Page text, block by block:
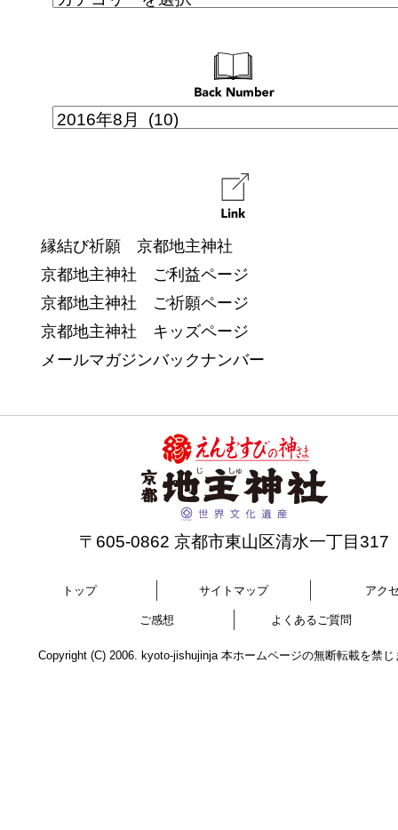
縁結び祈願 京都地主神社
京都地主神社 ご利益ページ
京都地主神社 ご祈願ページ
京都地主神社 キッズページ
メールマガジンバックナンバー
〒605-0862 京都市東山区清水一丁目317
トップ サイトマップ アク
ご感想 よくあるご質問
Copyright (C) 2006. kyoto-jishujinja 本ホームページの無断転載を禁じ